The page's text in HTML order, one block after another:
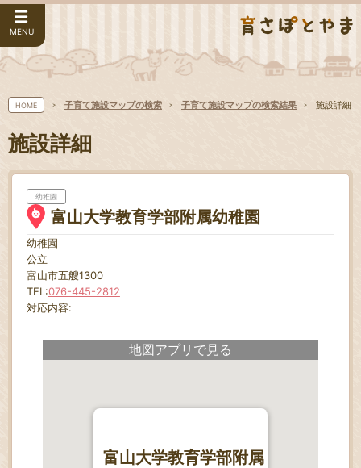
MENU
HOME 子育て施設マップの検索 子育て施設マップの検索結果 施設詳細
施設詳細
幼稚園
富山大学教育学部附属幼稚園
幼稚園
公立
富山市五艘1300
TEL:076-445-2812
対応内容:
地図アプリで見る
富山大学教育学部附属